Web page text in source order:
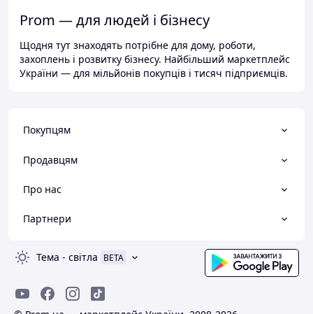
Prom — для людей і бізнесу
Щодня тут знаходять потрібне для дому, роботи,
захоплень і розвитку бізнесу. Найбільший маркетплейс
України — для мільйонів покупців і тисяч підприємців.
Покупцям
Продавцям
Про нас
Партнери
Тема - світла BETA